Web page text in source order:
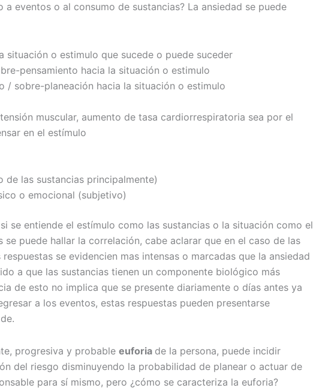
a eventos o al consumo de sustancias? La ansiedad se puede
situación o estimulo que sucede o puede suceder
pensamiento hacia la situación o estimulo
/ sobre-planeación hacia la situación o estimulo
muscular, aumento de tasa cardiorrespiratoria sea por el
en el estímulo
de las sustancias principalmente)
o emocional (subjetivo)
se entiende el estímulo como las sustancias o la situación como el
se puede hallar la correlación, cabe aclarar que en el caso de las
se evidencien mas intensas o marcadas que la ansiedad
a que las sustancias tienen un componente biológico más
de esto no implica que se presente diariamente o días antes ya
a los eventos, estas respuestas pueden presentarse
progresiva y probableeuforia de la persona, puede incidir
del riesgo disminuyendo la probabilidad de planear o actuar de
para sí mismo, pero ¿cómo se caracteriza la euforia?